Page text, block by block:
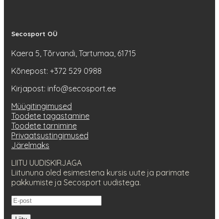
Secosport OÜ
Kaera 5, Tõrvandi, Tartumaa, 61715
Kõnepost: +372 529 0988
Kirjapost: info@secosport.ee
Müügitingimused
Toodete tagastamine
Toodete tarnimine
Privaatsustingimused
Järelmaks
LIITU UUDISKIRJAGA
Liitununa oled esimestena kursis uute ja parimate
pakkumiste ja Secosport uudistega.